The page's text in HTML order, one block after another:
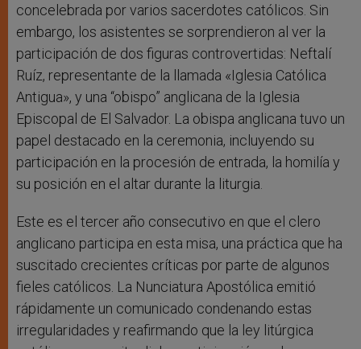
concelebrada por varios sacerdotes católicos. Sin
embargo, los asistentes se sorprendieron al ver la
participación de dos figuras controvertidas: Neftalí
Ruíz, representante de la llamada «Iglesia Católica
Antigua», y una “obispo” anglicana de la Iglesia
Episcopal de El Salvador. La obispa anglicana tuvo un
papel destacado en la ceremonia, incluyendo su
participación en la procesión de entrada, la homilía y
su posición en el altar durante la liturgia.
Este es el tercer año consecutivo en que el clero
anglicano participa en esta misa, una práctica que ha
suscitado crecientes críticas por parte de algunos
fieles católicos. La Nunciatura Apostólica emitió
rápidamente un comunicado condenando estas
irregularidades y reafirmando que la ley litúrgica